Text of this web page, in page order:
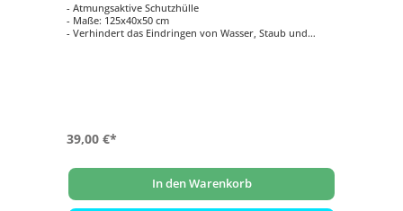
- Atmungsaktive Schutzhülle
- Maße: 125x40x50 cm
- Verhindert das Eindringen von Wasser, Staub und
39,00 €*
In den Warenkorb